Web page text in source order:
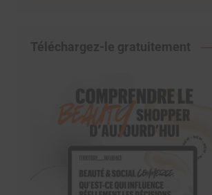
Téléchargez-le gratuitement